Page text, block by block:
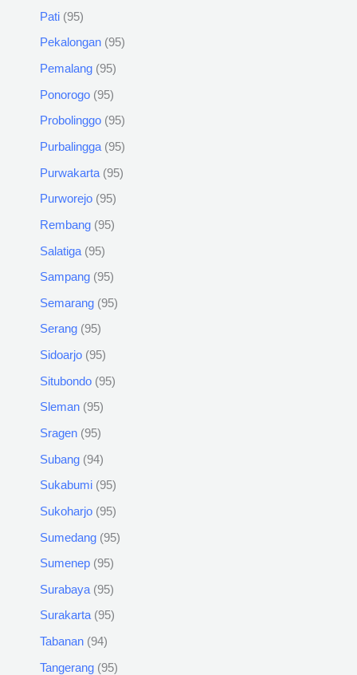
Pati 95
Pekalongan 95
Pemalang 95
Ponorogo 95
Probolinggo 95
Purbalingga 95
Purwakarta 95
Purworejo 95
Rembang 95
Salatiga 95
Sampang 95
Semarang 95
Serang 95
Sidoarjo 95
Situbondo 95
Sleman 95
Sragen 95
Subang 94
Sukabumi 95
Sukoharjo 95
Sumedang 95
Sumenep 95
Surabaya 95
Surakarta 95
Tabanan 94
Tangerang 95